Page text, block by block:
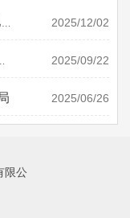
副行长姜音一
经理姚祖洪、宁
务新形式开发等
2025/12/02
2025/09/22
2025/06/26